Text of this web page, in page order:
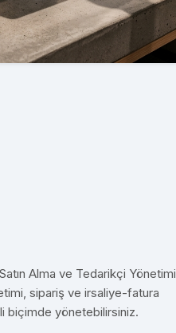
Alma ve Tedarikçi Yönetimi
sipariş ve irsaliye-fatura
biçimde yönetebilirsiniz.